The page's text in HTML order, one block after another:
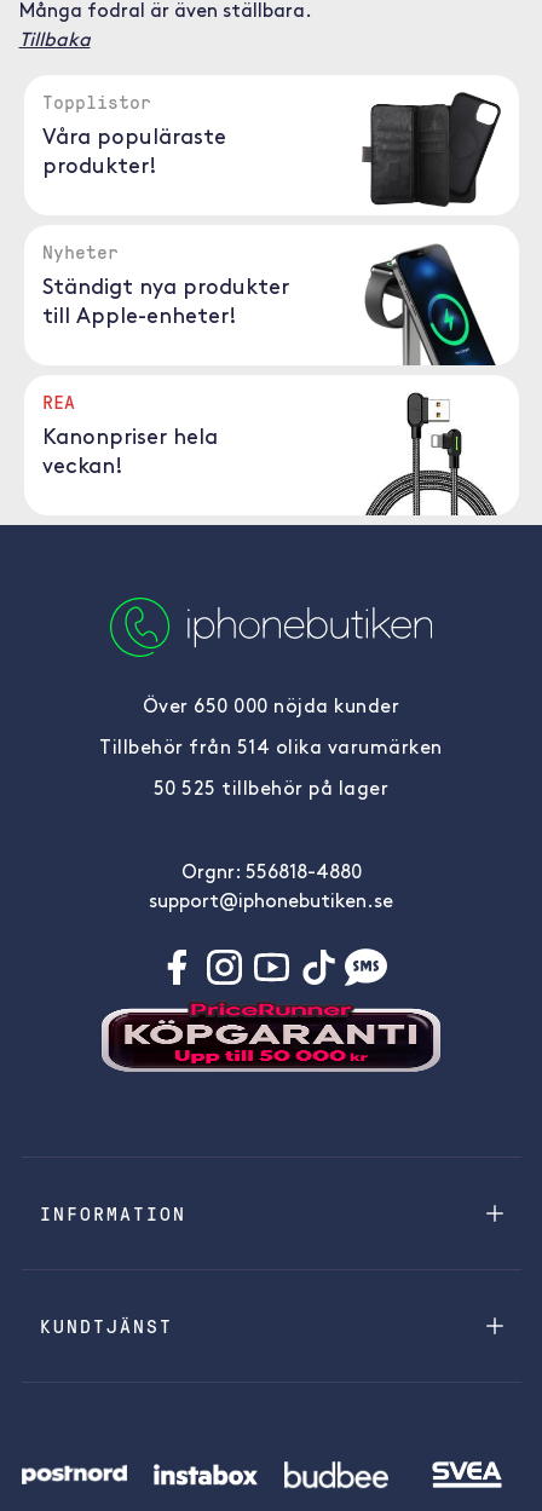
Många fodral är även ställbara.
Tillbaka
Topplistor
Våra populäraste
produkter!
Nyheter
Ständigt nya produkter
till Apple-enheter!
REA
Kanonpriser hela
veckan!
Över 650 000 nöjda kunder
Tillbehör från 514 olika varumärken
50 525 tillbehör på lager
Orgnr: 556818-4880
support@iphonebutiken.se
INFORMATION
KUNDTJÄNST